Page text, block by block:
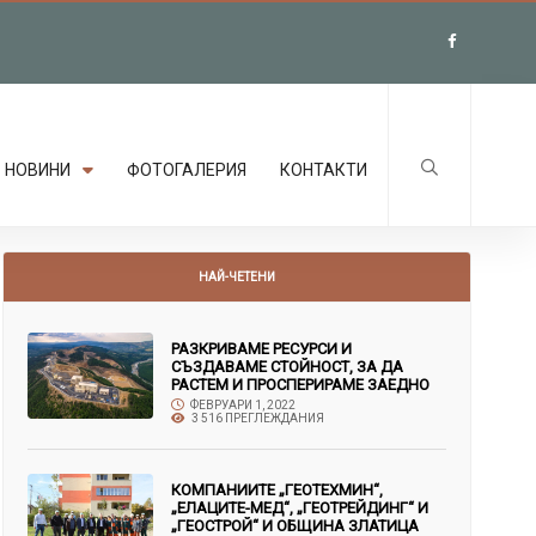
НОВИНИ ФОТОГАЛЕРИЯ КОНТАКТИ
НАЙ-ЧЕТЕНИ
РАЗКРИВАМЕ РЕСУРСИ И
СЪЗДАВАМЕ СТОЙНОСТ, ЗА ДА
РАСТЕМ И ПРОСПЕРИРАМЕ ЗАЕДНО
ФЕВРУАРИ 1, 2022
3 516 ПРЕГЛЕЖДАНИЯ
КОМПАНИИТЕ „ГЕОТЕХМИН“,
„ЕЛАЦИТЕ-МЕД“, „ГЕОТРЕЙДИНГ“ И
„ГЕОСТРОЙ“ И ОБЩИНА ЗЛАТИЦА